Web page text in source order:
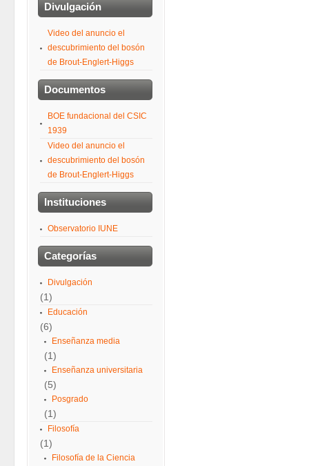
Divulgación
Video del anuncio el
descubrimiento del bosón
de Brout-Englert-Higgs
Documentos
BOE fundacional del CSIC
1939
Video del anuncio el
descubrimiento del bosón
de Brout-Englert-Higgs
Instituciones
Observatorio IUNE
Categorías
Divulgación
(1)
Educación
(6)
Enseñanza media
(1)
Enseñanza universitaria
(5)
Posgrado
(1)
Filosofía
(1)
Filosofía de la Ciencia